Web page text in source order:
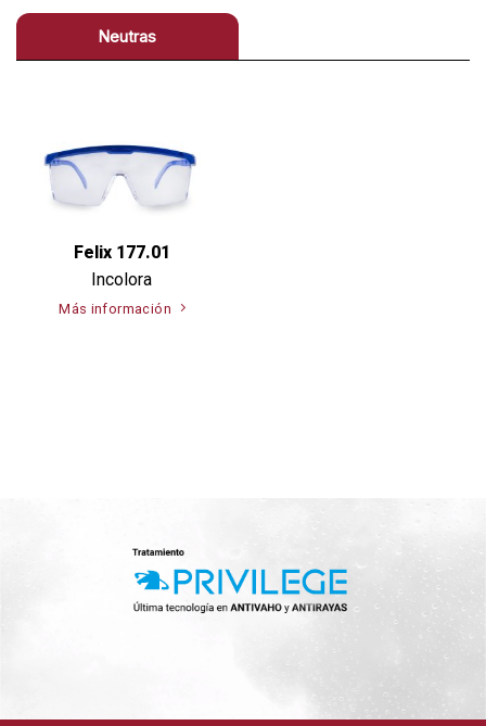
Neutras
Felix 177.01
Incolora
Más información